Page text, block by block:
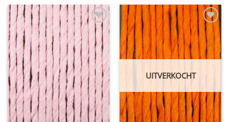
Toevoegen
aan
wenslijst
Toevoegen
aan
wenslijst
UITVERKOCHT